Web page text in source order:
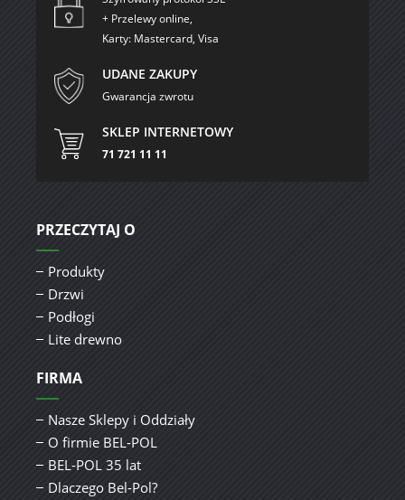
+ Przelewy online,
Karty: Mastercard, Visa
UDANE ZAKUPY
Gwarancja zwrotu
SKLEP INTERNETOWY
71 721 11 11
PRZECZYTAJ O
Produkty
Drzwi
Podłogi
Lite drewno
FIRMA
Nasze Sklepy i Oddziały
O firmie BEL-POL
BEL-POL 35 lat
Dlaczego Bel-Pol?